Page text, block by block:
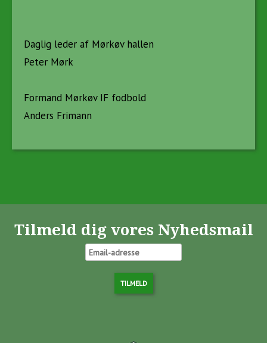
Daglig leder af Mørkøv hallen
Peter Mørk
Formand Mørkøv IF fodbold
Anders Frimann
Tilmeld dig vores Nyhedsmail